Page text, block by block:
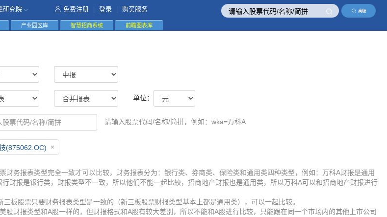
高级
研究院 免费注册 登录 购买服务
产业园区库 智慧招商系统 前瞻图表库
单位：
请输入股票代码/名称/简拼，例如：wka=万科A
(875062.OC)
财务报表类型完全一致才可以比较，财务报表分为：银行类、券商类、保险类和通用类四种类型，例如：万科A财报是通用
行财报是银行类，财报类型不一致，所以他们不能一起比较，招商地产财报也是通用类，所以万科A可以和招商地产财报进行
三板股票只要财务报表类型是一致的（新三板股票财报类型基本上都是通用类），可以一起比较。
股财报类型和A股一样的，但财报格式和A股有较大差别，所以不能和A股进行比较，只能跟在同一个市场内的其他上市公司